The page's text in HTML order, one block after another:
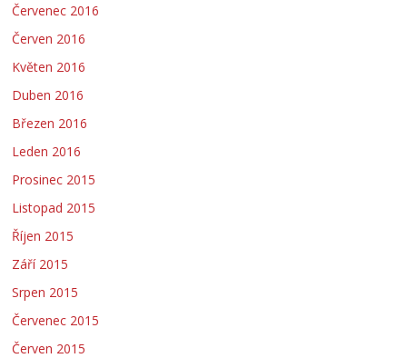
Červenec 2016
Červen 2016
Květen 2016
Duben 2016
Březen 2016
Leden 2016
Prosinec 2015
Listopad 2015
Říjen 2015
Září 2015
Srpen 2015
Červenec 2015
Červen 2015